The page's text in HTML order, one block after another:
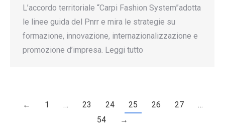
L’accordo territoriale “Carpi Fashion System”adotta
le linee guida del Pnrr e mira le strategie su
formazione, innovazione, internazionalizzazione e
promozione d’impresa. Leggi tutto
← 1 … 23 24 25 26 27
…
54
→